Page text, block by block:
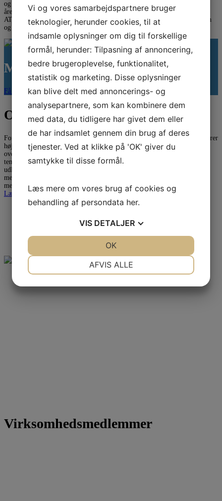
og medlemmer af fællesskabet samt engagerede deltagere, som igennem
årene har været med på kurser og seminarer, velkommen. Fra dag ét har
ATV-SEMAPP været drevet af frivillige ildsjæle. I dag fejrer vi også dem
og takker alle vores frivillige kræfter i ... Læs mere
Modtag vores nyhedsbrev
Få seneste nyt fra Teknologisk Videndeling
Om Teknologisk Videndeling
Foreningen Teknologisk Videndeling har eksisteret siden 1982 og arrangerer
højspecialiserede arrangementer for fagspecialister inden for korrosion,
overflader, plastteknologsi og produktion. Vi arrangerer årligt 20-30
temadage, kurser og konferencer, hvor anerkendte specialister fra ind- og
udland holder oplæg. Ofte foregår arrangementerne hos
medlemsvirksomhederne eller hos kendte industrivirksomheder. De varer
mellem en halv dag op til tre dage.
Læs mere
Virksomhedsmedlemmer
Vi og vores samarbejdspartnere bruger
teknologier, herunder cookies, til at
indsamle oplysninger om dig til forskellige
formål, herunder: Tilpasning af annoncering,
bedre brugeroplevelse, funktionalitet,
statistik og marketing. Disse oplysninger
kan blive delt med annoncerings- og
analysepartnere, som kan kombinere dem
med data, du tidligere har givet dem eller
de har indsamlet gennem din brug af deres
tjenester. Ved at klikke på 'OK' giver du
samtykke til disse formål.
Læs mere om vores brug af cookies og
behandling af persondata her.
VIS DETALJER
AFVIS ALLE
OK